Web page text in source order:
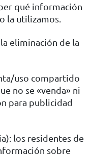
qué información
la utilizamos.
eliminación de la
uso compartido
no se «venda» ni
para publicidad
los residentes de
sobre